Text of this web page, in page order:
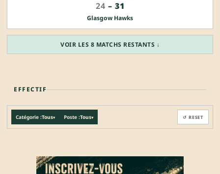
24 – 31
Glasgow Hawks
VOIR LES 8 MATCHS RESTANTS ↓
EFFECTIF
Catégorie :Tous▾ Poste :Tous▾ ↺ RESET